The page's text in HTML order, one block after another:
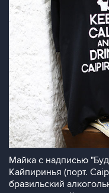
Майка с надписью
Кайпиринья (порт.
бразильский